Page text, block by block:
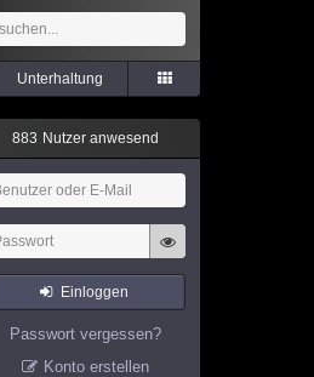
Unterhaltung
883 Nutzer anwesend
Einloggen
Passwort vergessen?
Konto erstellen